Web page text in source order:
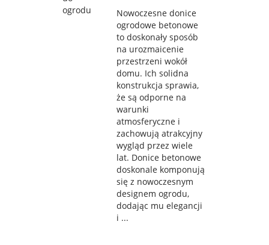
Nowoczesne donice
ogrodowe betonowe
to doskonały sposób
na urozmaicenie
przestrzeni wokół
domu. Ich solidna
konstrukcja sprawia,
że są odporne na
warunki
atmosferyczne i
zachowują atrakcyjny
wygląd przez wiele
lat. Donice betonowe
doskonale komponują
się z nowoczesnym
designem ogrodu,
dodając mu elegancji
i ...